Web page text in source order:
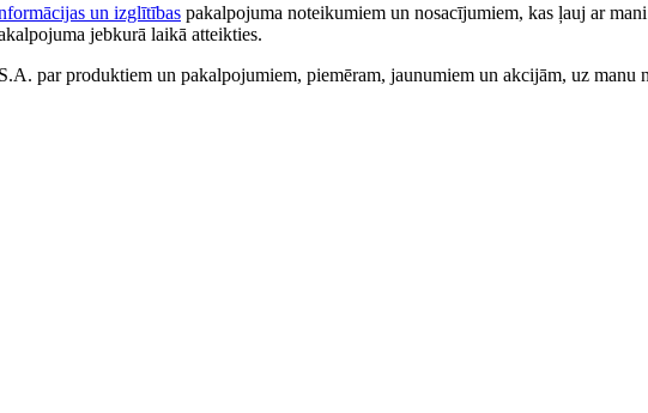
un izglītības pakalpojuma noteikumiem un nosacījumiem, kas ļauj ar
jebkurā laikā atteikties.
par produktiem un pakalpojumiem, piemēram, jaunumiem un akcijām, uz manu